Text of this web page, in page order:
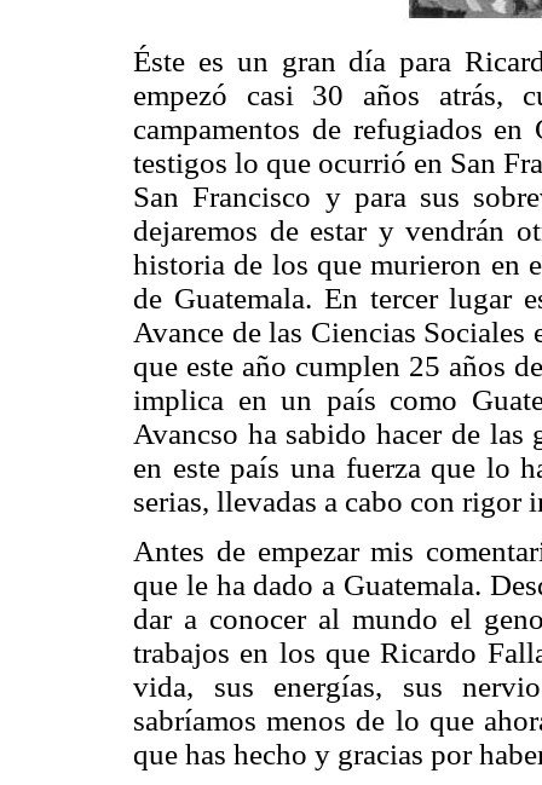
Éste es un gran día para
empezó casi 30 años atrás,
campamentos de refugiados
testigos lo que ocurrió en San
San Francisco y para sus
dejaremos de estar y vendrán
historia de los que murieron en
de Guatemala. En tercer lugar
Avance de las Ciencias
que este año cumplen 25 años
implica en un país como
Avancso ha sabido hacer de
en este país una fuerza que lo
serias, llevadas a cabo con rigor
Antes de empezar mis
que le ha dado a Guatemala.
dar a conocer al mundo el
trabajos en los que Ricardo
vida, sus energías, sus
sabríamos menos de lo que
que has hecho y gracias por